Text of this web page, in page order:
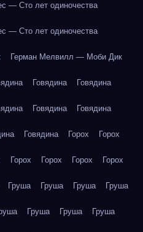
— Сто лет одиночества
— Сто лет одиночества
Герман Мелвилл — Моби Дик
Говядина Говядина
Говядина Говядина
Говядина Горох Горох
Горох Горох Горох Горох
Груша Груша Груша Груша
Груша Груша Груша